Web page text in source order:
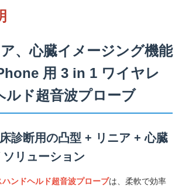
、心臓イメージング機能
用 3 in 1 ワイヤレ
ルド超音波プローブ
診断用の凸型 + リニア + 心臓
リューション
ンドヘルド超音波プローブは、柔軟で効率